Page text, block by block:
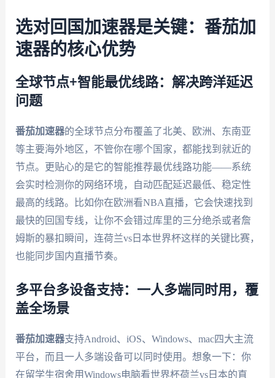
选对回国加速器是关键：番茄加
速器的核心优势
全球节点+智能最优线路：解决跨洋延迟
问题
番茄加速器的全球节点分布覆盖了北美、欧洲、东南亚
等主要海外地区，不管你在哪个国家，都能找到就近的
节点。更贴心的是它的智能推荐最优线路功能——系统
会实时检测你的网络环境，自动匹配延迟最低、稳定性
最高的线路。比如你在欧洲看NBA直播，它会快速找到
最快的回国专线，让你不会错过库里的三分绝杀或者詹
姆斯的暴扣瞬间，连荷兰vs日本世界杯这样的关键比赛，
也能同步国内直播节奏。
多平台多设备支持：一人多端同时用，覆
盖全场景
番茄加速器支持Android、iOS、Windows、mac四大主流
平台，而且一人多端设备可以同时使用。想象一下：你
在留学生宿舍用Windows电脑看世界杯荷兰vs日本的直